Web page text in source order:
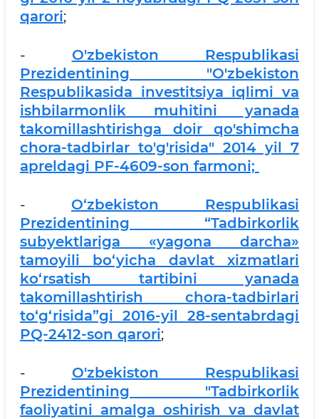
qarori;
- O'zbekiston Respublikasi
Prezidentining "O'zbekiston
Respublikasida investitsiya iqlimi va
ishbilarmonlik muhitini yanada
takomillashtirishga doir qo'shimcha
chora-tadbirlar to'g'risida" 2014 yil 7
apreldagi PF-4609-son farmoni;
- O‘zbekiston Respublikasi
Prezidentining “Tadbirkorlik
subyektlariga «yagona darcha»
tamoyili bo‘yicha davlat xizmatlari
ko‘rsatish tartibini yanada
takomillashtirish chora-tadbirlari
to‘g‘risida”gi 2016-yil 28-sentabrdagi
PQ-2412-son qarori;
- O'zbekiston Respublikasi
Prezidentining "Tadbirkorlik
faoliyatini amalga oshirish va davlat